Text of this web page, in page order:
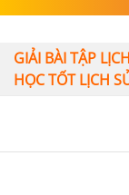
GIẢI BÀI TẬP
HỌC TỐT LỊCH